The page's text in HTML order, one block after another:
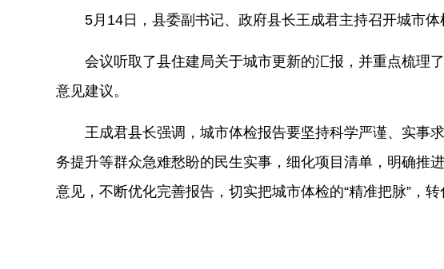
5月 14 日， 县委副书记、政府县长王成君主持召开城市体
会议听取了县住建局关于城市更新的汇报 ， 并重点梳理
意见建议。
王成君县长强调，城市体检报告要坚持科学严谨、实事
务提升等群众急难愁盼的民生实事，细化项目清单，明确推进
意见，不断优化完善报告， 切实把城市体检的“精准把脉” ， 转